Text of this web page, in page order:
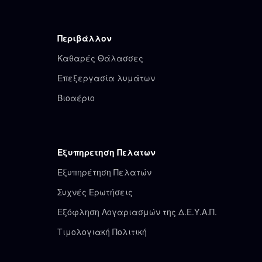
Περιβάλλον
Καθαρές Θάλασσες
Επεξεργασία λυμάτων
Βιοαέριο
Εξυπηρετηση Πελατων
Εξυπηρέτηση Πελατών
Συχνές Ερωτήσεις
Εξόφληση Λογαριασμών της Δ.Ε.Υ.Α.Π.
Τιμολογιακή Πολιτική